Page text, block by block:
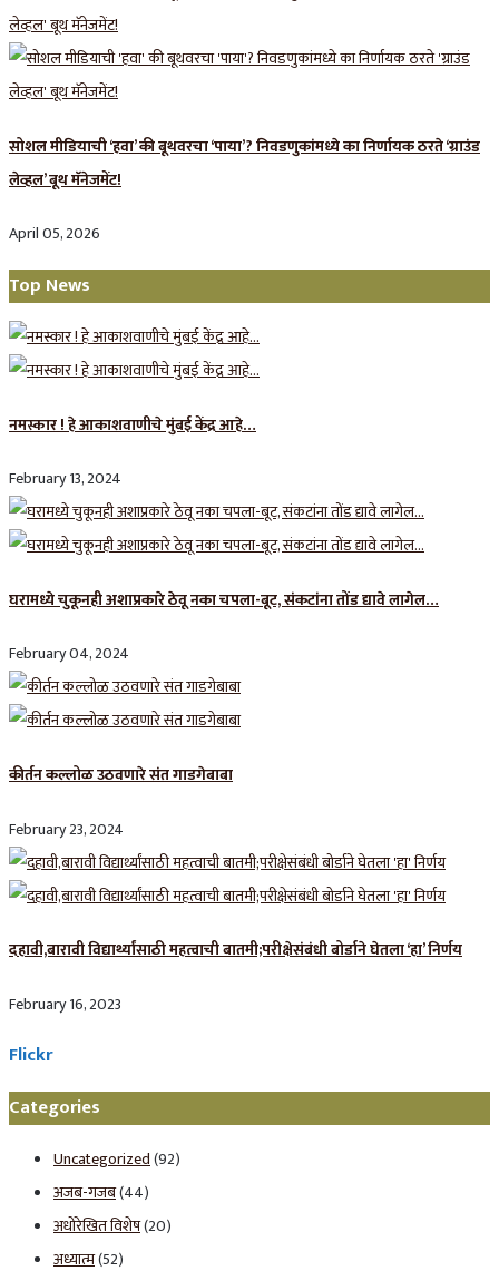
सोशल मीडियाची ‘हवा’ की बूथवरचा ‘पाया’? निवडणुकांमध्ये का निर्णायक ठरते ‘ग्राउंड
लेव्हल’ बूथ मॅनेजमेंट!
April 05, 2026
Top News
नमस्कार ! हे आकाशवाणीचे मुंबई केंद्र आहे…
February 13, 2024
घरामध्ये चुकूनही अशाप्रकारे ठेवू नका चपला-बूट, संकटांना तोंड द्यावे लागेल…
February 04, 2024
कीर्तन कल्लोळ उठवणारे संत गाडगेबाबा
February 23, 2024
दहावी,बारावी विद्यार्थ्यांसाठी महत्वाची बातमी;परीक्षेसंबंधी बोर्डाने घेतला ‘हा’ निर्णय
February 16, 2023
Flickr
Categories
Uncategorized(92)
अजब-गजब(44)
अधोरेखित विशेष(20)
अध्यात्म(52)